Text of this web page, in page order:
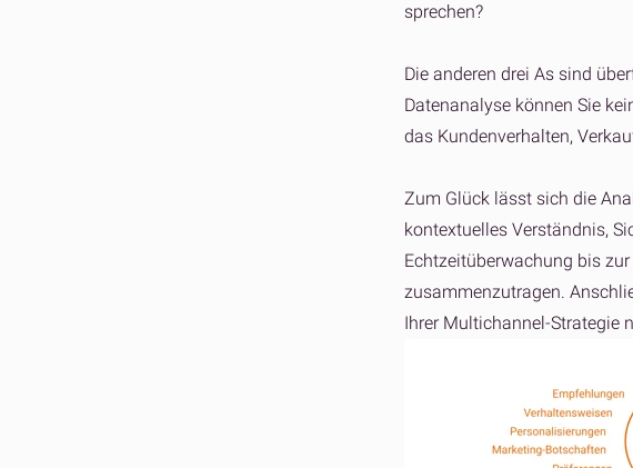
sprechen?
Die anderen drei As sind
Datenanalyse können Sie
das Kundenverhalten,
Zum Glück lässt sich die
kontextuelles Verständnis,
Echtzeitüberwachung bis
zusammenzutragen.
Ihrer Multichannel-Strategie